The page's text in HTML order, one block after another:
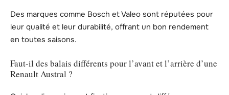
Des marques comme Bosch et Valeo sont réputées pour
leur qualité et leur durabilité, offrant un bon rendement
en toutes saisons.
Faut-il des balais différents pour l’avant et l’arrière d’une
Renault Austral ?